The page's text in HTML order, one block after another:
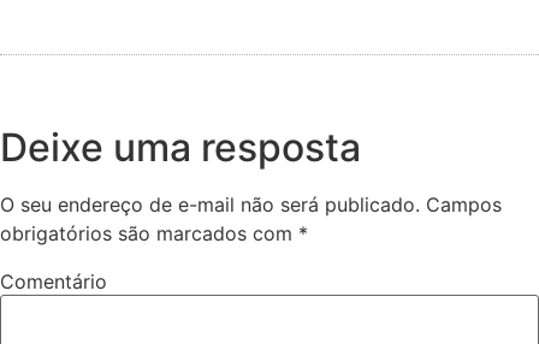
Deixe uma resposta
O seu endereço de e-mail não será publicado. Campos
obrigatórios são marcados com *
Comentário